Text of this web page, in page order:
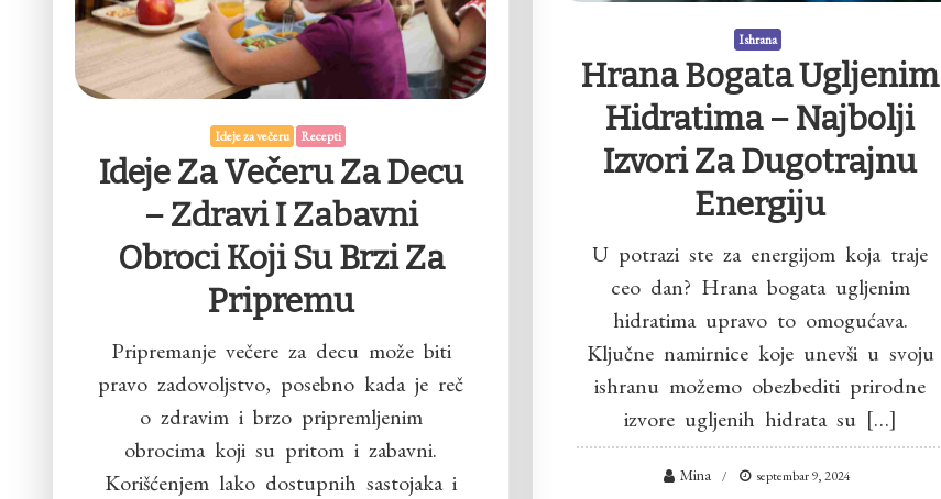
Ishrana
Hrana Bogata Ugljenim
Hidratima – Najbolji
Izvori Za Dugotrajnu
Energiju
U potrazi ste za energijom koja traje
ceo dan? Hrana bogata ugljenim
hidratima upravo to omogućava.
Ključne namirnice koje unevši u svoju
ishranu možemo obezbediti prirodne
izvore ugljenih hidrata su […]
Mina septembar 9, 2024
Ideje za večeru Recepti
Ideje Za Večeru Za Decu
– Zdravi I Zabavni
Obroci Koji Su Brzi Za
Pripremu
Pripremanje večere za decu može biti
pravo zadovoljstvo, posebno kada je reč
o zdravim i brzo pripremljenim
obrocima koji su pritom i zabavni.
Korišćenjem lako dostupnih sastojaka i